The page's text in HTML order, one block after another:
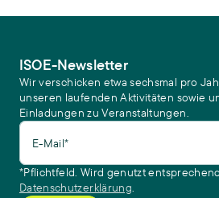
ISOE-Newsletter
Wir verschicken etwa sechsmal pro
unseren laufenden Aktivitäten sowie
Einladungen zu Veranstaltungen.
E-Mail*
*Pflichtfeld. Wird genutzt
Datenschutzerklärung.